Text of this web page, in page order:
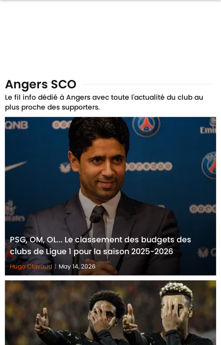
Angers SCO
Le fil info dédié à Angers avec toute l'actualité du club au
plus proche des supporters.
PSG, OM, OL... Le classement des budgets des
clubs de Ligue 1 pour la saison 2025-2026
Hugo Clavaud | May 14, 2026